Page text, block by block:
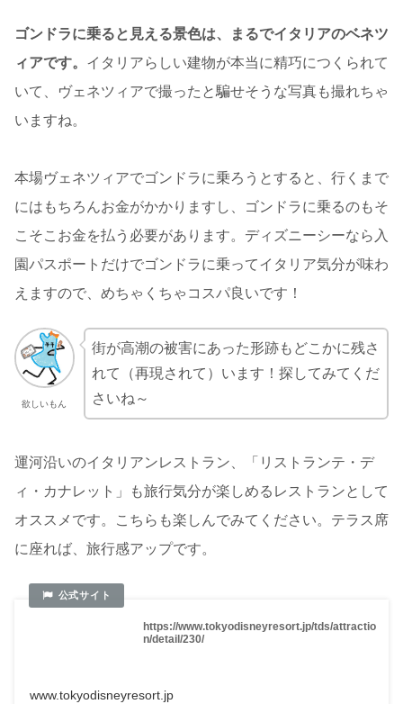
ゴンドラに乗ると見える景色は、まるでイタリアのベネツ
ィアです。 イタリアらしい建物が本当に精巧につくられて
いて、ヴェネツィアで撮ったと騙せそうな写真も撮れちゃ
いますね。
本場ヴェネツィアでゴンドラに乗ろうとすると、行くまで
にはもちろんお金がかかりますし、ゴンドラに乗るのもそ
こそこお金を払う必要があります。ディズニーシーなら入
園パスポートだけでゴンドラに乗ってイタリア気分が味わ
えますので、めちゃくちゃコスパ良いです！
欲しいもん
街が高潮の被害にあった形跡もどこかに残さ
れて（再現されて）います！探してみてくだ
さいね～
運河沿いのイタリアンレストラン、「リストランテ・デ
ィ・カナレット」も旅行気分が楽しめるレストランとして
オススメです。こちらも楽しんでみてください。テラス席
に座れば、旅行感アップです。
https://www.tokyodisneyresort.jp/tds/attractio
n/detail/230/
www.tokyodisneyresort.jp